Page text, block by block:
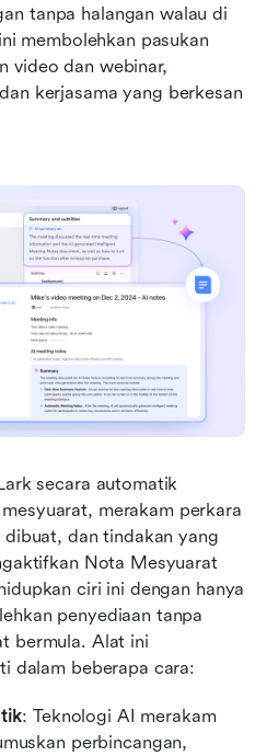
tanpa halangan walau di
membolehkan pasukan
video dan webinar,
kerjasama yang berkesan
secara automatik
merakam perkara
dan tindakan yang
Nota Mesyuarat
ciri ini dengan hanya
penyediaan tanpa
bermula. Alat ini
dalam beberapa cara:
: Teknologi AI merakam
perbincangan,